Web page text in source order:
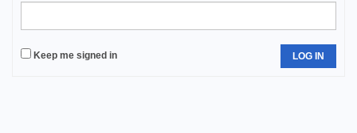
Keep me signed in LOG IN